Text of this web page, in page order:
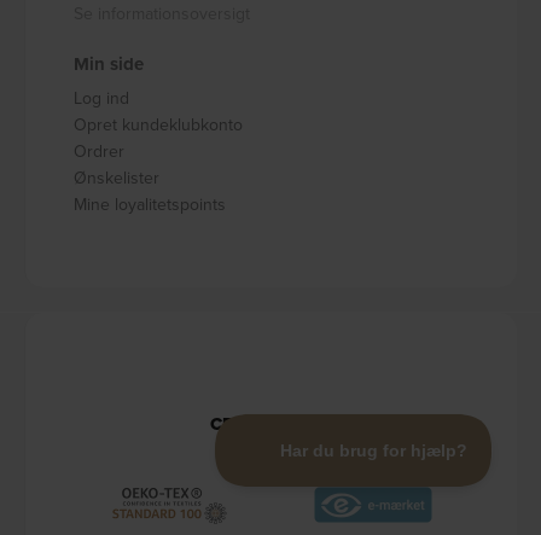
Min side
Log ind
Opret kundeklubkonto
Ordrer
Ønskelister
Mine loyalitetspoints
CERTIFIKATER